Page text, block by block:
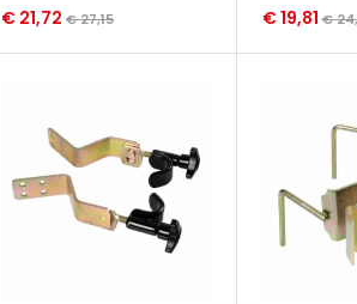
€ 21,72 € 27,15
OCCHIATA VELOCE
€ 19,81€
OCCHIATA